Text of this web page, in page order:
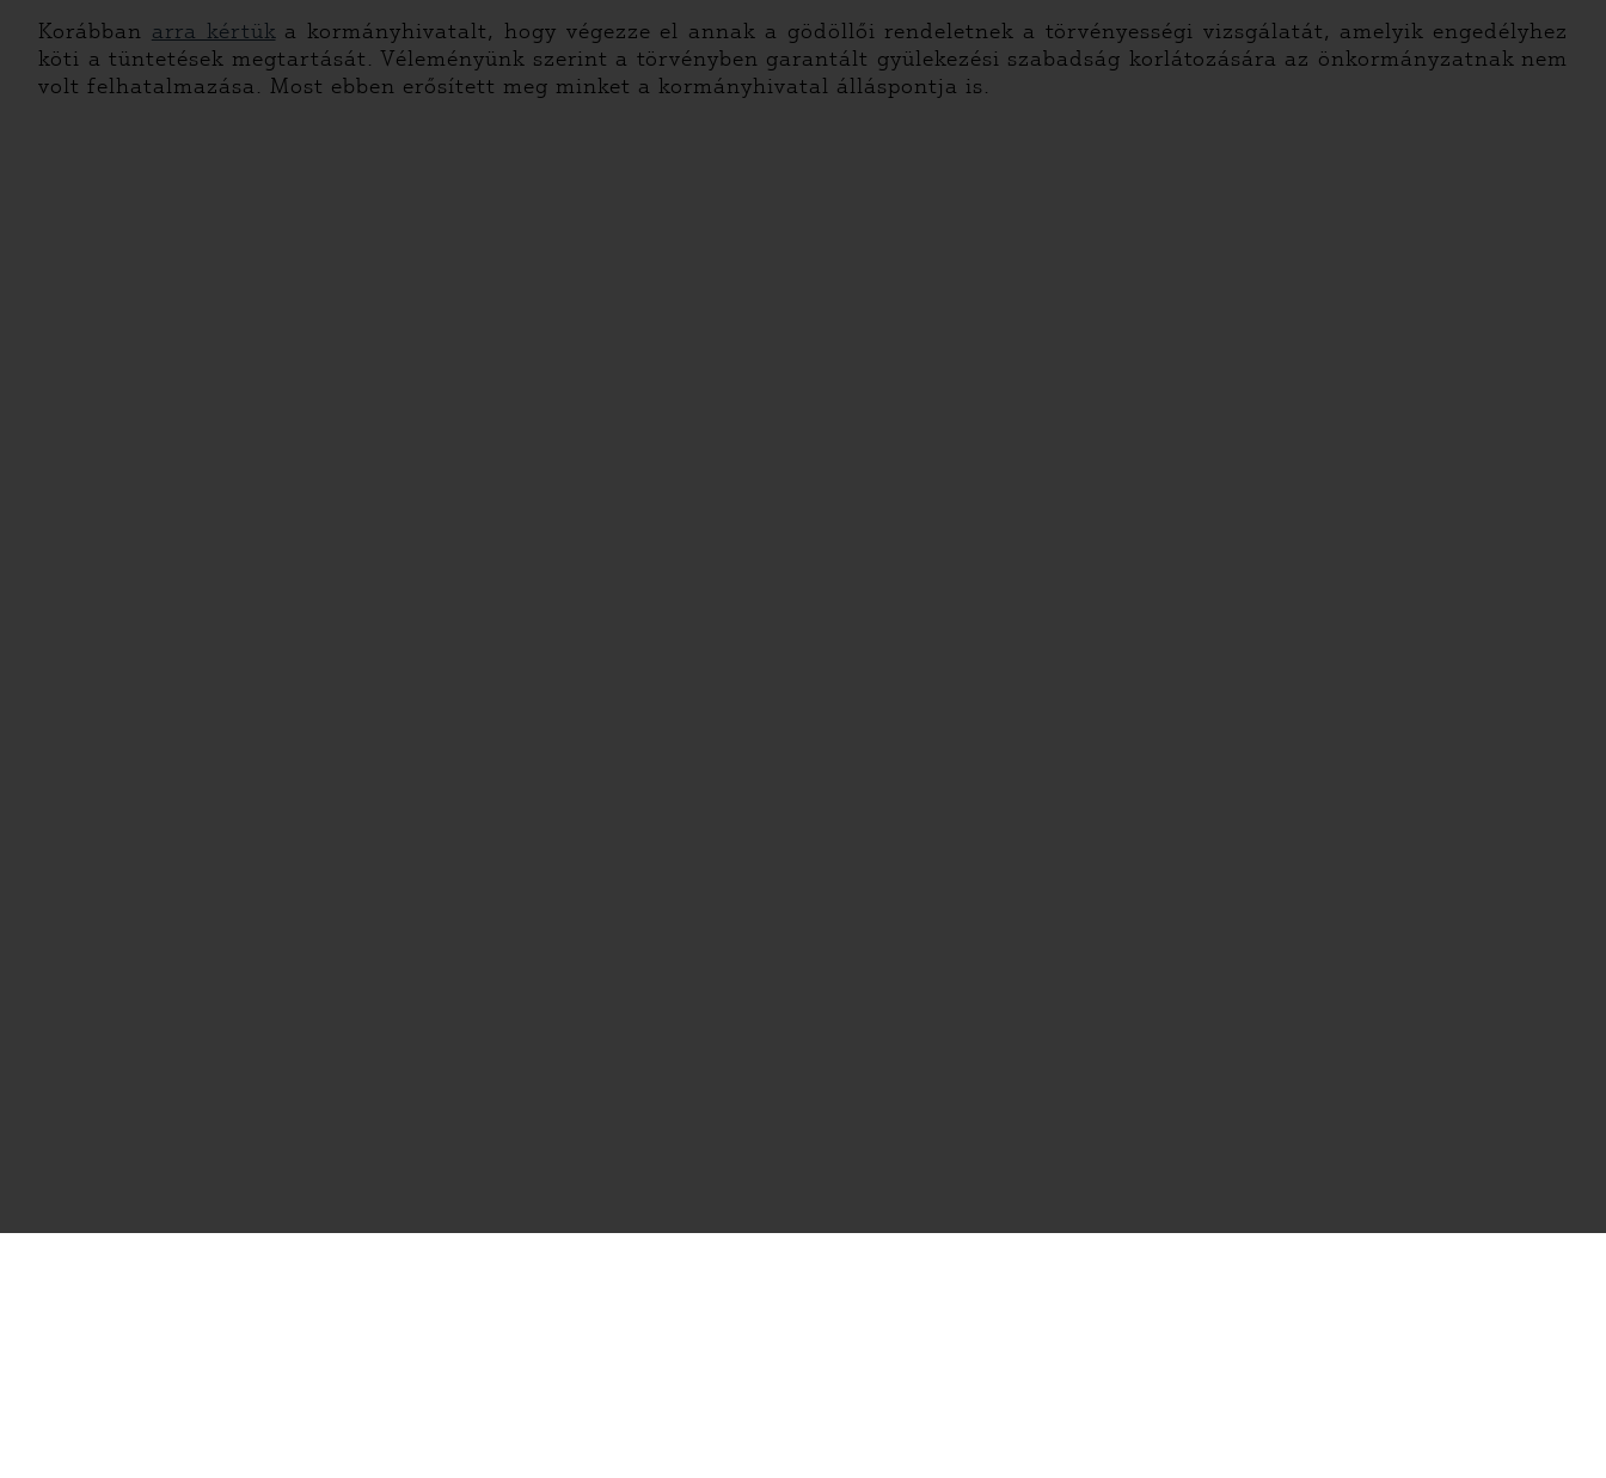
Korábban arra kértüka kormányhivatalt, hogy végezze el annak a gödöllői rendeletnek a törvényességi vizsgálatát, amelyik engedélyhez
köti a tüntetések megtartását. Véleményünk szerint a törvényben garantált gyülekezési szabadság korlátozására az önkormányzatnak nem
volt felhatalmazása. Most ebben erősített meg minket a kormányhivatal álláspontja is.